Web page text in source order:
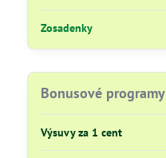
Zosadenky
Bonusové programy
Výsuvy za 1 cent